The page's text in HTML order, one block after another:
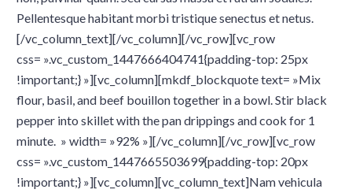
Pellentesque habitant morbi tristique senectus et netus.
[/vc_column_text][/vc_column][/vc_row][vc_row
css= ».vc_custom_1447666404741{padding-top: 25px
!important;} »][vc_column][mkdf_blockquote text= »Mix
flour, basil, and beef bouillon together in a bowl. Stir black
pepper into skillet with the pan drippings and cook for 1
minute. » width= »92% »][/vc_column][/vc_row][vc_row
css= ».vc_custom_1447665503699{padding-top: 20px
!important;} »][vc_column][vc_column_text]Nam vehicula